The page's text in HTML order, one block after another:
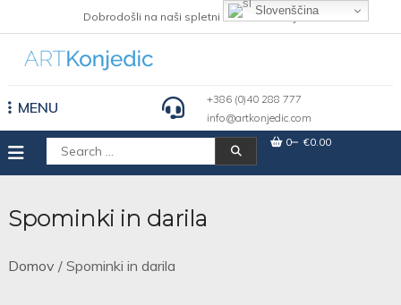
to
content
Dobrodošli na naši spletni strani Art Konjedic
MENU
+386 (0)40 288 777
info@artkonjedic.com
Išči: 0 €0.00
Spominki in darila
Domov / Spominki in darila
Slovenščina